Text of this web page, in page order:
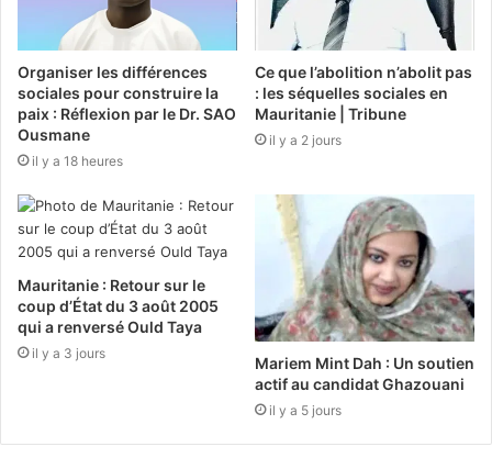
Organiser les différences
sociales pour construire la
paix : Réflexion par le Dr. SAO
Ousmane
il y a 18 heures
Ce que l’abolition n’abolit pas
: les séquelles sociales en
Mauritanie | Tribune
il y a 2 jours
Mauritanie : Retour sur le
coup d’État du 3 août 2005
qui a renversé Ould Taya
il y a 3 jours
Mariem Mint Dah : Un soutien
actif au candidat Ghazouani
il y a 5 jours